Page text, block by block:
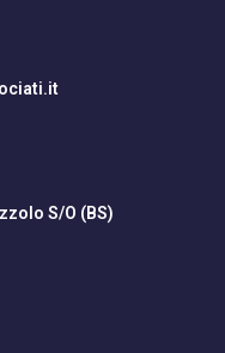
S/O (BS)